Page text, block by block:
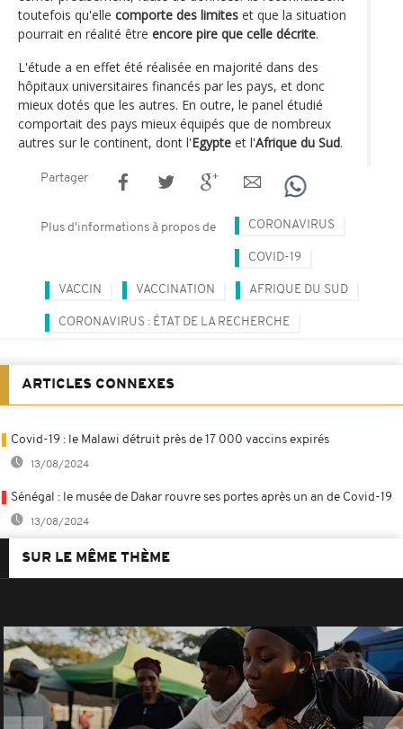
toutefois qu'elle comporte des limites et que la situation
pourrait en réalité être encore pire que celle décrite.
L'étude a en effet été réalisée en majorité dans des
hôpitaux universitaires financés par les pays, et donc
mieux dotés que les autres. En outre, le panel étudié
comportait des pays mieux équipés que de nombreux
autres sur le continent, dont l'Egypte et l'Afrique du Sud.
Partager
Plus d'informations à propos de CORONAVIRUS
COVID-19
VACCIN VACCINATION AFRIQUE DU SUD
CORONAVIRUS : ÉTAT DE LA RECHERCHE
ARTICLES CONNEXES
Covid-19 : le Malawi détruit près de 17 000 vaccins expirés
13/08/2024
Sénégal : le musée de Dakar rouvre ses portes après un an de Covid-19
13/08/2024
SUR LE MÊME THÈME